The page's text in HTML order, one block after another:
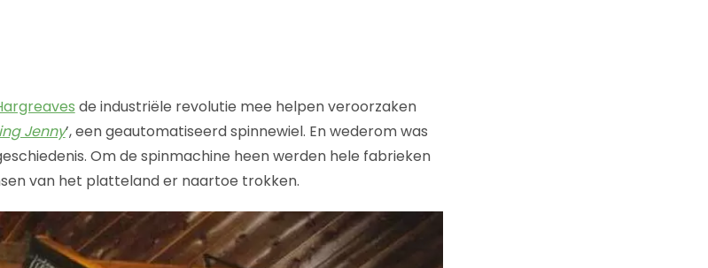
de industriële revolutie mee helpen veroorzaken
Jenny’, een geautomatiseerd spinnewiel. En wederom was
Om de spinmachine heen werden hele fabrieken
van het platteland er naartoe trokken.